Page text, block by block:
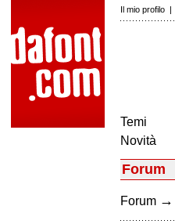
Il mio profilo |
Temi
Novità
Forum
Forum →